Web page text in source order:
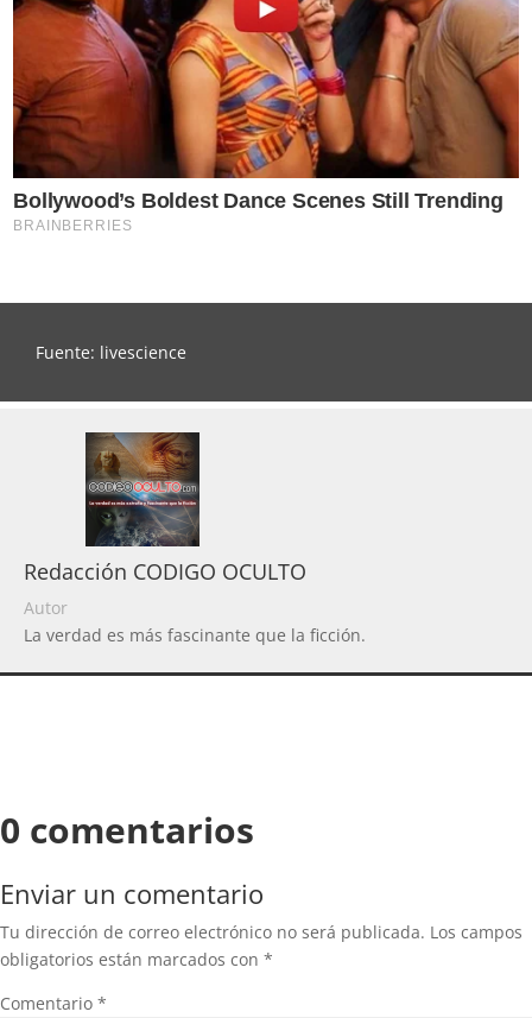
Fuente: livescience
Redacción CODIGO OCULTO
Autor
La verdad es más fascinante que la ficción.
0 comentarios
Enviar un comentario
Tu dirección de correo electrónico no será publicada. Los campos
obligatorios están marcados con *
Comentario *